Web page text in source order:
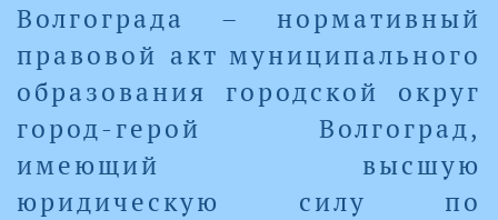
Волгограда – нормативный
правовой акт муниципального
образования городской округ
город-герой Волгоград,
имеющий высшую
юридическую силу по